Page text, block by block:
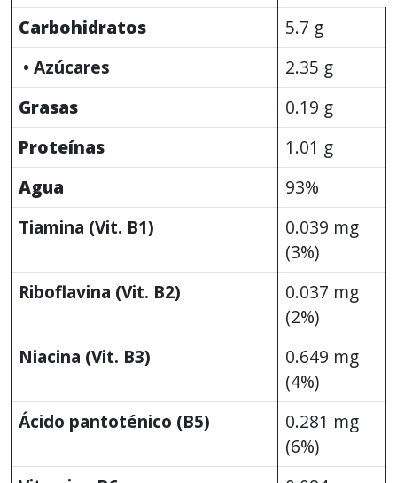
Carbohidratos
5.7 g
• Azúcares
2.35 g
Grasas
0.19 g
Proteínas
1.01 g
Agua
93%
Tiamina (Vit. B1)
0.039 mg
(3%)
Riboflavina (Vit. B2)
0.037 mg
(2%)
Niacina (Vit. B3)
0.649 mg
(4%)
Ácido pantoténico (B5)
0.281 mg
(6%)